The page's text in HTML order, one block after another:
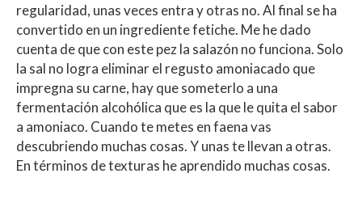
regularidad, unas veces entra y otras no. Al final se ha
convertido en un ingrediente fetiche. Me he dado
cuenta de que con este pez la salazón no funciona. Solo
la sal no logra eliminar el regusto amoniacado que
impregna su carne, hay que someterlo a una
fermentación alcohólica que es la que le quita el sabor
a amoniaco. Cuando te metes en faena vas
descubriendo muchas cosas. Y unas te llevan a otras.
En términos de texturas he aprendido muchas cosas.